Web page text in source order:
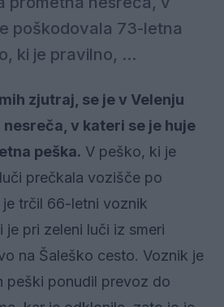
poškodovala 73-letna
ki je pravilno, ...
zjutraj, se je v Velenju
v kateri se je huje
peška. V peško, ki je
prečkala vozišče po
trčil 66-letni voznik
pri zeleni luči iz smeri
na Šaleško cesto. Voznik je
peški ponudil prevoz do